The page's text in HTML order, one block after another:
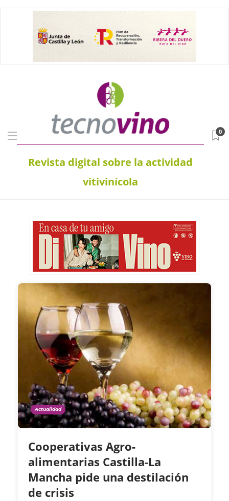
Revista digital sobre la actividad
vitivinícola
0
Actualidad
Cooperativas Agro-
alimentarias Castilla-La
Mancha pide una destilación
de crisis